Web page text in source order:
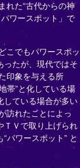
れた“古代からの神
ワースポット」で
こでもパワースポッ
ったが、現代ではそ
印象を与える所
帯”と化している場
している場合が多い
訪れたことによっ
ＴＶで取り上げられ
パワースポット” と